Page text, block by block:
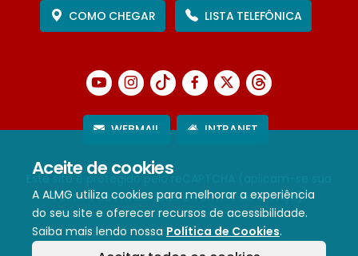
Aceite de cookies
A ALMG utiliza cookies para melhorar a experiência
do seu site e oferecer recursos de acessibilidade.
Saiba mais lendo nossa Política de Cookies.
COMO CHEGAR
LISTA TELEFÔNICA
WEBMAIL INTRANET
Este site é protegido pelo reCAPTCHA (aplicam-se sua
Política de PrivacidadeeTermos de Serviço).
Termos de Uso e Política de Privacidade